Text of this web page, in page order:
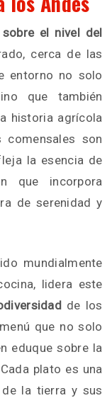
el nivel del
cerca de las
entorno no solo
que también
historia agrícola
son
la esencia de
que incorpora
de serenidad y
mundialmente
lidera este
de los
que no solo
eduque sobre la
plato es una
la tierra y sus